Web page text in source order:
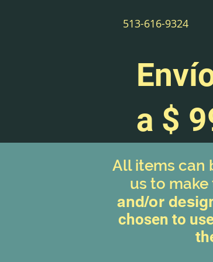
513-616-9324
a $
All items can
us to
and/or
chosen to